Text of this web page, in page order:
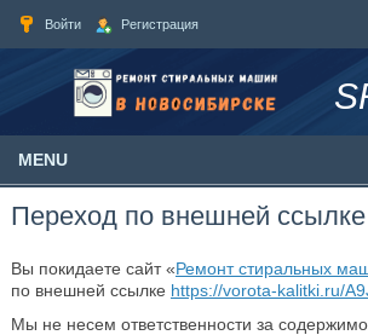
Войти Регистрация
MENU
Переход по внешней ссылке
Вы покидаете сайт «Ремонт стиральных
по внешней ссылке https://vorota-kalitki.ru/
Мы не несем ответственности за